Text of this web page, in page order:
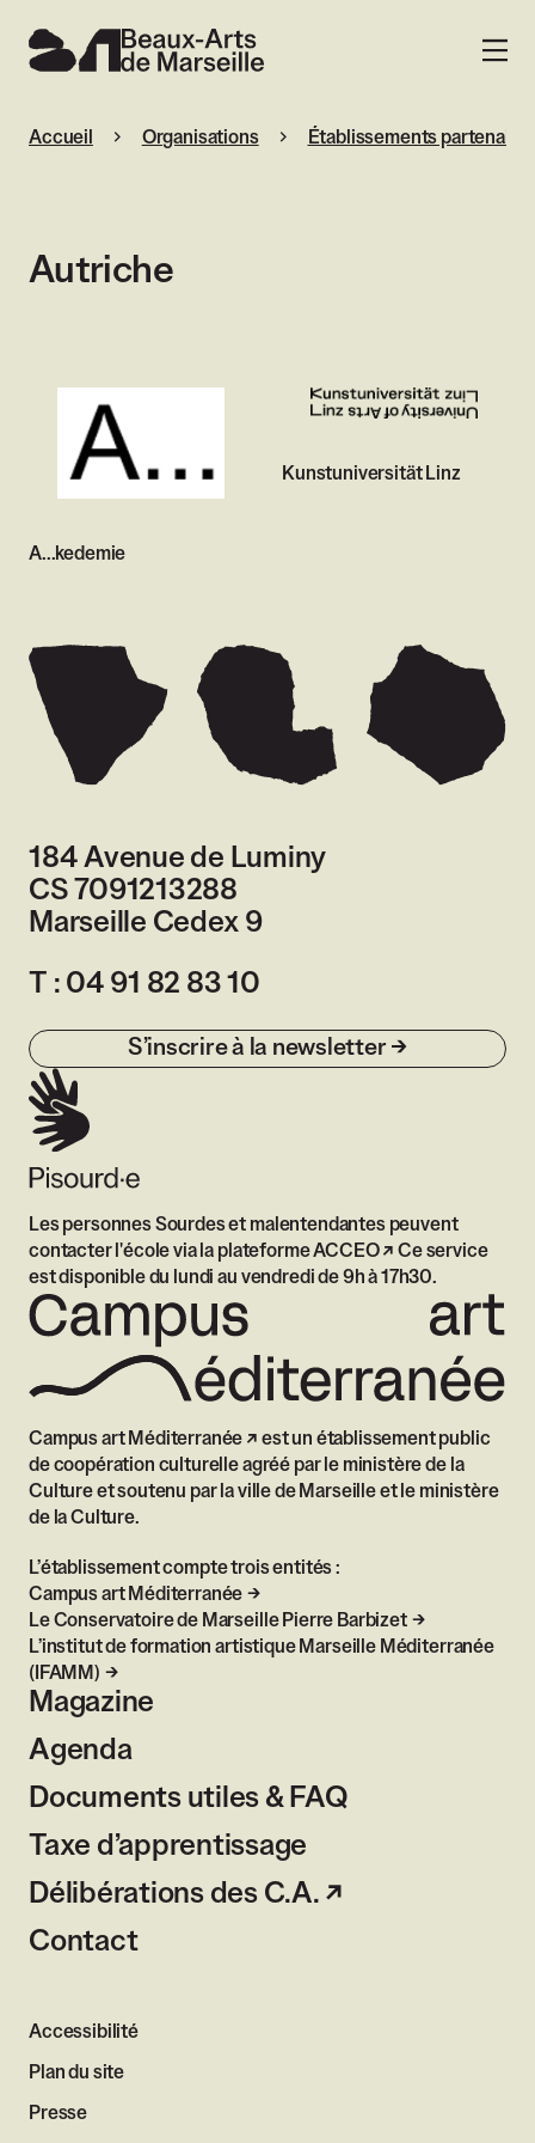
Beaux-Arts de Marseille
MENU
Accueil Organisations Établissements
Autriche
A...kedemie
Kunstuniversität Linz
184 Avenue de Luminy
CS 7091213288
Marseille Cedex 9France
T : 04 91 82 83 10
S’inscrire à la newsletter
Magazine
Agenda
Documents utiles & FAQ
Taxe d’apprentissage
Délibérations des C.A.
Contact
Campus art Méditerranée
est un établissement public
de coopération culturelle agréé par le ministère de la
Culture et soutenu par la ville de Marseille et le ministère
de la Culture.
L’établissement compte trois entités :
Campus art Méditerranée
Le Conservatoire de Marseille Pierre Barbizet
L’institut de formation artistique Marseille Méditerranée
(IFAMM)
Les personnes Sourdes et malentendantes peuvent
contacter l'école via la plateforme ACCEO
Ce service
est disponible du lundi au vendredi de 9h à 17h30.
Accessibilité
Plan du site
Presse